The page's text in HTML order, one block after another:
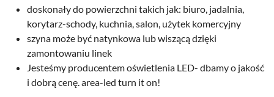
doskonały do powierzchni takich jak: biuro, jadalnia,
korytarz-schody, kuchnia, salon, użytek komercyjny
szyna może być natynkowa lub wiszącą dzięki
zamontowaniu linek
Jesteśmy producentem oświetlenia LED- dbamy o jakość
i dobrą cenę. area-led turn it on!